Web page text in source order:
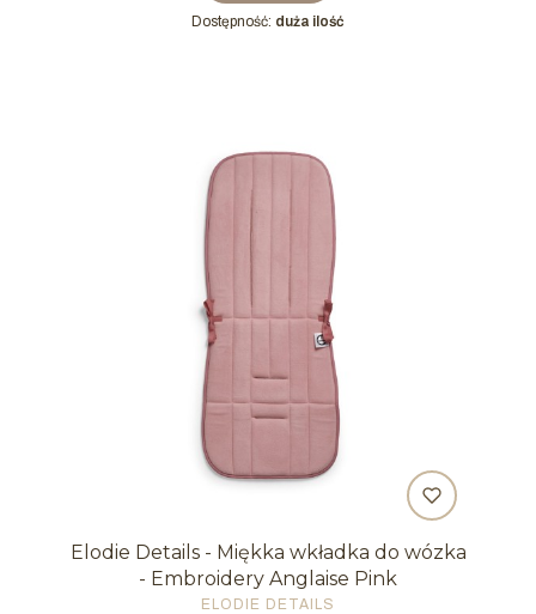
Dostępność: duża ilość
Elodie Details - Miękka wkładka do wózka
- Embroidery Anglaise Pink
PRODUCENT
ELODIE DETAILS